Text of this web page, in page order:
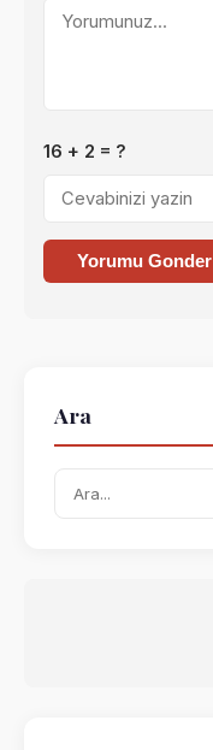
16 + 2 = ?
Yorumu Gonder
Ara